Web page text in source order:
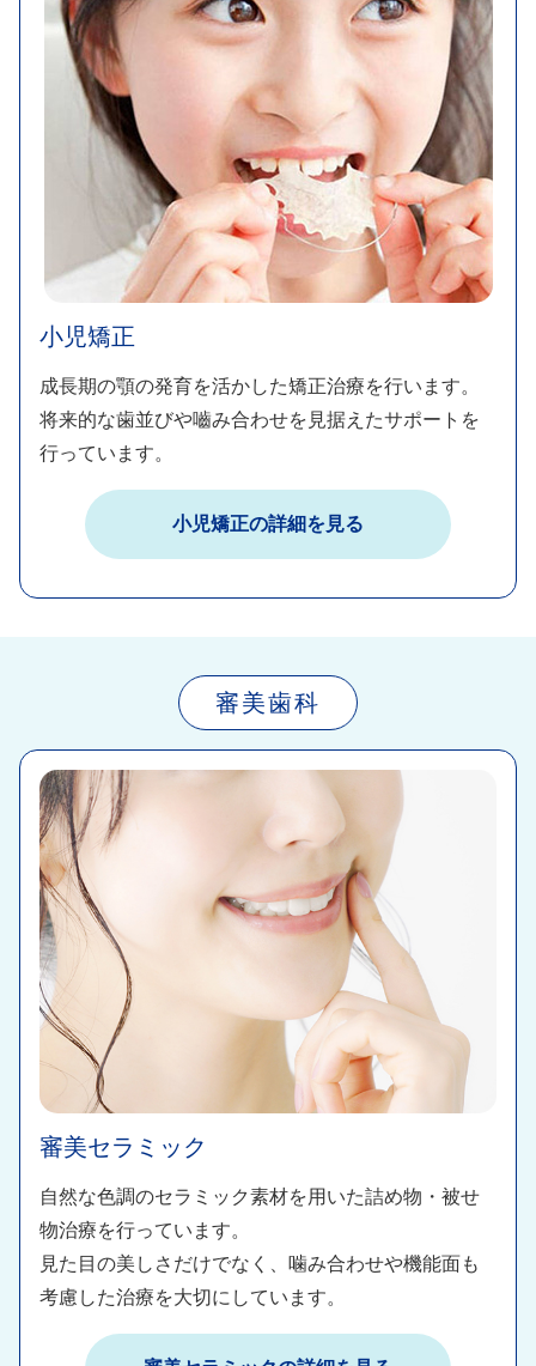
小児矯正
成長期の顎の発育を活かした矯正治療を行います。​
将来的な歯並びや嚙み合わせを見据えたサポートを
行っています。​
小児矯正の詳細を見る​
審美歯科​
審美セラミック​
自然な色調のセラミック素材を用いた詰め物・被せ
物治療を行っています。​
見た目の美しさだけでなく、噛み合わせや機能面も
考慮した治療を大切にしています。